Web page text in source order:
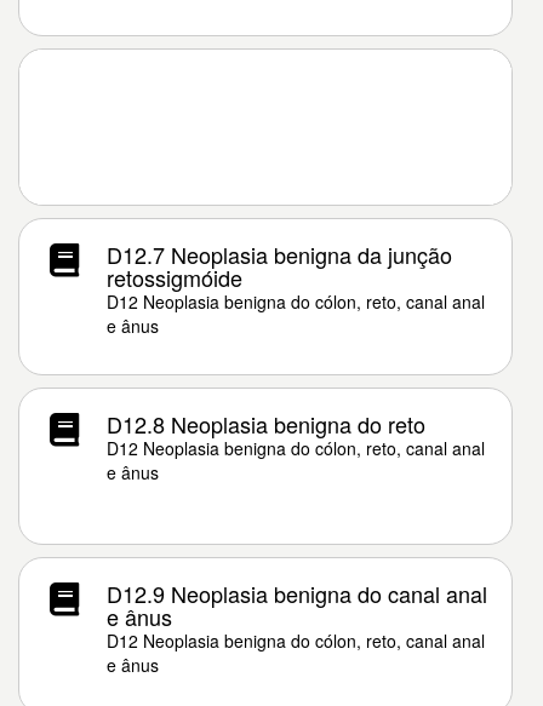
D12.7 Neoplasia benigna da junção
retossigmóide
D12 Neoplasia benigna do cólon, reto, canal anal
e ânus
D12.8 Neoplasia benigna do reto
D12 Neoplasia benigna do cólon, reto, canal anal
e ânus
D12.9 Neoplasia benigna do canal anal
e ânus
D12 Neoplasia benigna do cólon, reto, canal anal
e ânus